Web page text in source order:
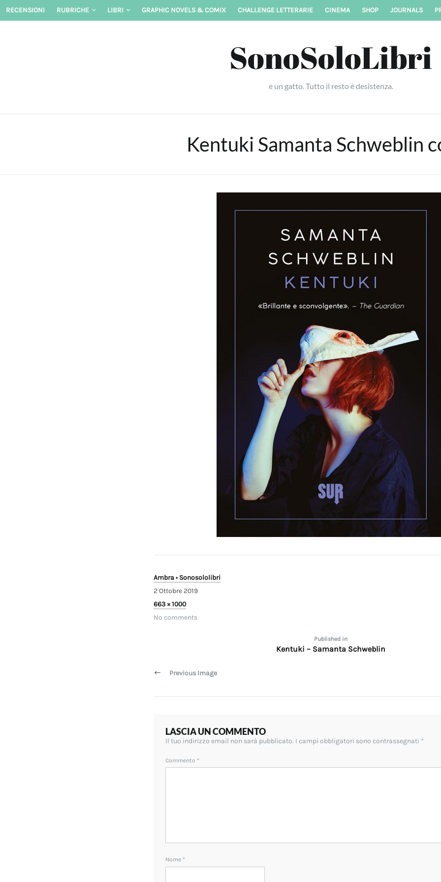
Skip
RECENSIONI RUBRICHE LIBRI GRAPHIC NOVELS & COMIX CHALLENGE LETTERARIE CINEMA SHOP JOURNALS
SonoSoloLibri
e un gatto. Tutto il resto è desistenza.
Kentuki Samanta Schweblin
Ambra • Sonosololibri
2 Ottobre 2019
2
Ottobre
2019
Full
size
663 × 1000
No comments
articoli
Published in
Kentuki – Samanta Schweblin
Previous Image
LASCIA UN COMMENTO
Il tuo indirizzo email non sarà pubblicato. I campi obbligatori sono contrassegnati *
Commento *
Nome *